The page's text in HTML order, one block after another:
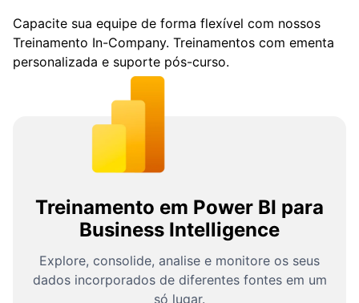
Capacite sua equipe de forma flexível com nossos
Treinamento In-Company. Treinamentos com ementa
personalizada e suporte pós-curso.
Treinamento em Power BI para
Business Intelligence
Explore, consolide, analise e monitore os seus
dados incorporados de diferentes fontes em um
só lugar.